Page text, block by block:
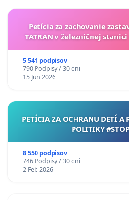
Petícia za zachovanie
TATRAN v železničnej
5 541 podpisov
790 Podpisy / 30 dni
15 Jun 2026
PETÍCIA ZA OCHRANU DETÍ A
POLITIKY
8 550 podpisov
746 Podpisy / 30 dni
2 Feb 2026